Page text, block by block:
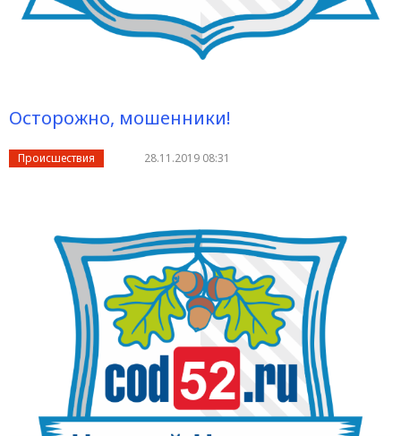
Осторожно, мошенники!
Происшествия 28.11.2019 08:31